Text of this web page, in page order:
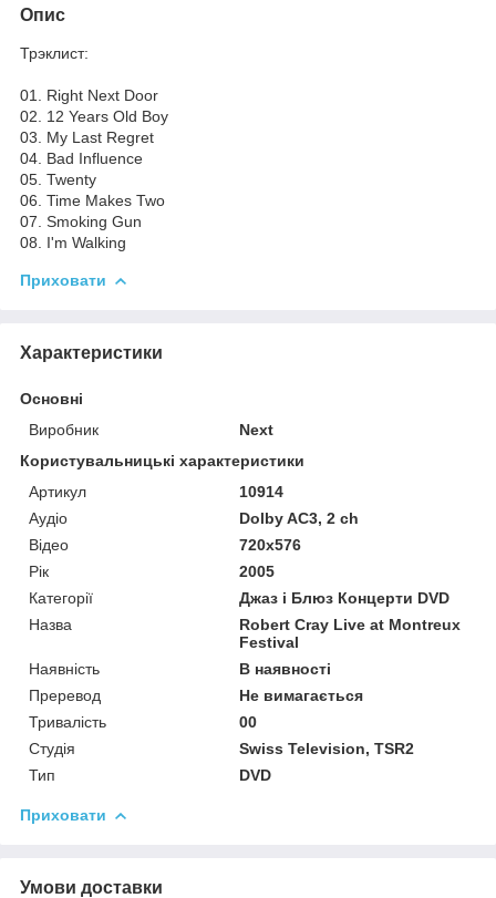
Опис
Трэклист:
01. Right Next Door
02. 12 Years Old Boy
03. My Last Regret
04. Bad Influence
05. Twenty
06. Time Makes Two
07. Smoking Gun
08. I'm Walking
Приховати
Характеристики
Основні
Виробник
Next
Користувальницькі характеристики
Артикул
10914
Аудіо
Dolby AC3, 2 ch
Відео
720x576
Рік
2005
Категорії
Джаз і Блюз Концерти DVD
Назва
Robert Cray Live at Montreux
Festival
Наявність
В наявності
Преревод
Не вимагається
Тривалість
00
Студія
Swiss Television, TSR2
Тип
DVD
Приховати
Умови доставки